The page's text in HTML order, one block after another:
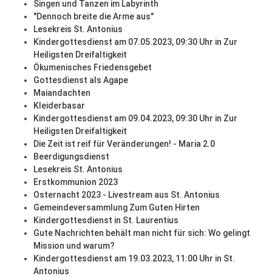
Singen und Tanzen im Labyrinth
"Dennoch breite die Arme aus"
Lesekreis St. Antonius
Kindergottesdienst am 07.05.2023, 09:30 Uhr in Zur
Heiligsten Dreifaltigkeit
Ökumenisches Friedensgebet
Gottesdienst als Agape
Maiandachten
Kleiderbasar
Kindergottesdienst am 09.04.2023, 09:30 Uhr in Zur
Heiligsten Dreifaltigkeit
Die Zeit ist reif für Veränderungen! - Maria 2.0
Beerdigungsdienst
Lesekreis St. Antonius
Erstkommunion 2023
Osternacht 2023 - Livestream aus St. Antonius
Gemeindeversammlung Zum Guten Hirten
Kindergottesdienst in St. Laurentius
Gute Nachrichten behält man nicht für sich: Wo gelingt
Mission und warum?
Kindergottesdienst am 19.03.2023, 11:00 Uhr in St.
Antonius